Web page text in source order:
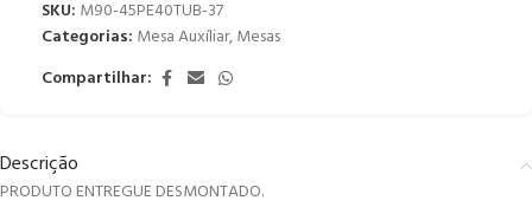
SKU: M90-45PE40TUB-37
Categorias: Mesa Auxíliar,Mesas
Compartilhar:
Descrição
PRODUTO ENTREGUE DESMONTADO.